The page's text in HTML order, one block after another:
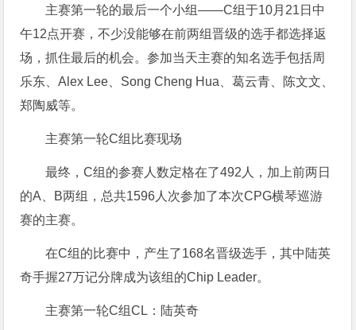
主赛第一轮的最后一个小组——C组于10月21日中
午12点开赛，不少没能够在前两组晋级的选手都选择返
场，抓住最后的机会。参加当天主赛的知名选手包括周
乐东、Alex Lee、Song Cheng Hua、葛云青、陈文文、
郑陶威等。
主赛第一轮C组比赛现场
最终，C组的参赛人数定格在了492人，加上前两日
的A、B两组，总共1596人次参加了本次CPG横琴巡游
赛的主赛。
在C组的比赛中，产生了168名晋级选手，其中陆英
奇手握27万记分牌成为该组的Chip Leader。
主赛第一轮C组CL：陆英奇